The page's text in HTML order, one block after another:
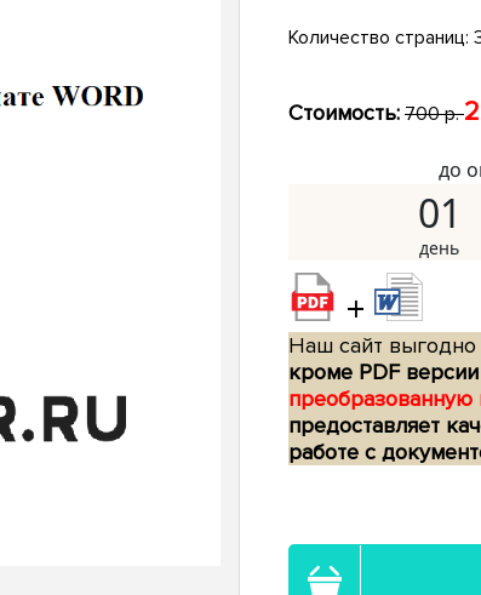
Количество страниц:
Стоимость: 700 р.
до
01
+
Наш сайт выгодно
кроме PDF версии
преобразованную
предоставляет
работе с